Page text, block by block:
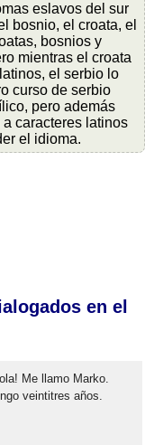
eslavos del sur
bosnio, el croata, el
bosnios y
mientras el croata
el serbio lo
curso de serbio
pero además
caracteres latinos
el idioma.
en el
Me llamo Marko.
veintitres años.